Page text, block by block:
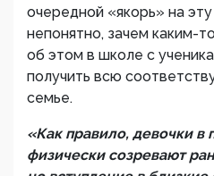
очередной «якорь» на
непонятно, зачем каким-
об этом в школе с
получить всю
семье.
«Как правило, девочки
физически созревают